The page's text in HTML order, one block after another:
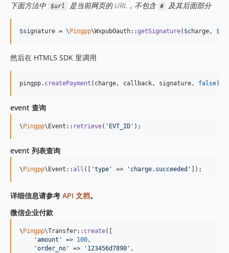
下面方法中 $url 是当前网页的 URL，不包含 # 及其后面部分
$signature = \ Pingpp\WxpubOauth::getSignature( $charge, $
然后在 HTML5 SDK 里调用
pingpp. createPayment ( charge, callback, signature, false)
event 查询
\ Pingpp\Event:: retrieve( ' EVT_ID ' );
event 列表查询
\ Pingpp\Event::all ([ 'type ' => ' charge.succeeded ' ]);
详细信息请参考 API 文档。
微信企业付款
\ Pingpp\Transfer:: create([
'amount ' => 100,
'order_no ' => ' 123456d7890 ' ,